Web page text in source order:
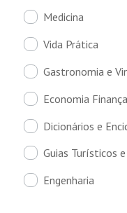
Medicina
Vida Prática
Gastronomia e
Economia
Dicionários e
Guias Turísticos
Engenharia